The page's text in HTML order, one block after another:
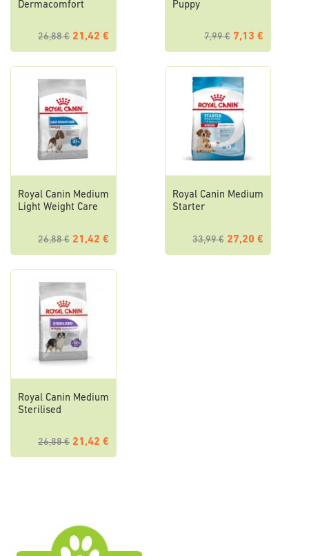
Dermacomfort
26,88 € 21,42 €
Puppy
7,99 € 7,13 €
Royal Canin Medium
Light Weight Care
26,88 € 21,42 €
Royal Canin Medium
Starter
33,99 € 27,20 €
Royal Canin Medium
Sterilised
26,88 € 21,42 €